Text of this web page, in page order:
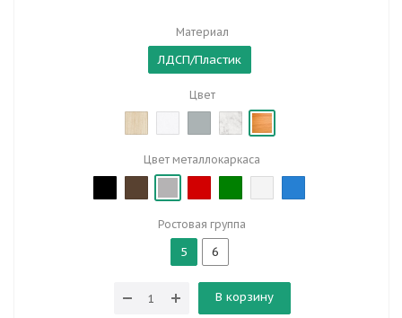
Материал
ЛДСП/Пластик
Цвет
Цвет металлокаркаса
Ростовая группа
5 6
В корзину